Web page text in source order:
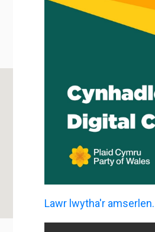
Lawr lwytha'r amserlen.